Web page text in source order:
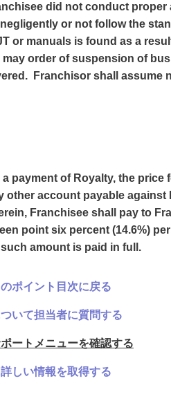
did not conduct
or not follow the
or manuals is found as a
order ofsuspension of
Franchisor shall assume
payment of Royalty, the price
other account payable against
Franchisee shall pay to
point six percent (14.6%)
amount is paid in full.
ポイント目次に戻る
いて担当者に質問する
ートメニューを確認する
しい情報を取得する